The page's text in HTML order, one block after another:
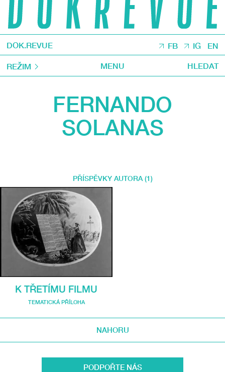
DOK.REVUE FB IG EN
REŽIM MENU HLEDAT
FERNANDO
SOLANAS
PŘÍSPĚVKY AUTORA (1)
K TŘETÍMU FILMU
TEMATICKÁ PŘÍLOHA
NAHORU
PODPOŘTE NÁS